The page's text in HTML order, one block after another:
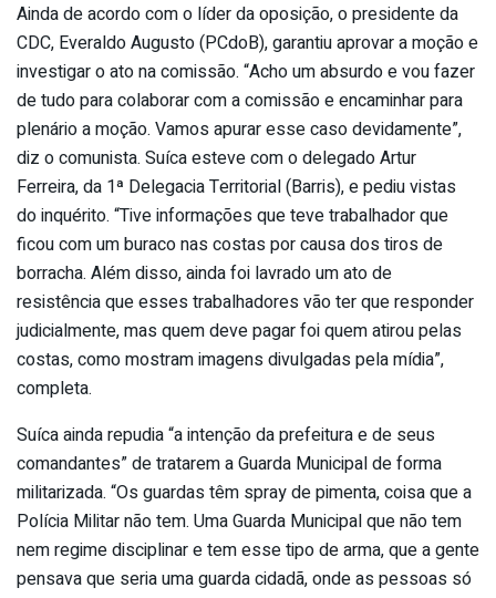
Ainda de acordo com o líder da oposição, o presidente da
CDC, Everaldo Augusto (PCdoB), garantiu aprovar a moção e
investigar o ato na comissão. “Acho um absurdo e vou fazer
de tudo para colaborar com a comissão e encaminhar para
plenário a moção. Vamos apurar esse caso devidamente”,
diz o comunista. Suíca esteve com o delegado Artur
Ferreira, da 1ª Delegacia Territorial (Barris), e pediu vistas
do inquérito. “Tive informações que teve trabalhador que
ficou com um buraco nas costas por causa dos tiros de
borracha. Além disso, ainda foi lavrado um ato de
resistência que esses trabalhadores vão ter que responder
judicialmente, mas quem deve pagar foi quem atirou pelas
costas, como mostram imagens divulgadas pela mídia”,
completa.
Suíca ainda repudia “a intenção da prefeitura e de seus
comandantes” de tratarem a Guarda Municipal de forma
militarizada. “Os guardas têm spray de pimenta, coisa que a
Polícia Militar não tem. Uma Guarda Municipal que não tem
nem regime disciplinar e tem esse tipo de arma, que a gente
pensava que seria uma guarda cidadã, onde as pessoas só